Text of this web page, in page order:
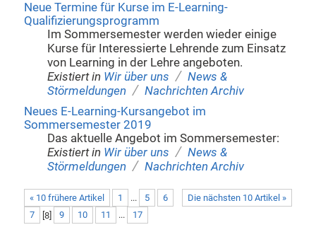
Neue Termine für Kurse im E-Learning-
Qualifizierungsprogramm
Im Sommersemester werden wieder einige
Kurse für Interessierte Lehrende zum Einsatz
von Learning in der Lehre angeboten.
Existiert in Wir über uns / News &
Störmeldungen / Nachrichten Archiv
Neues E-Learning-Kursangebot im
Sommersemester 2019
Das aktuelle Angebot im Sommersemester:
Existiert in Wir über uns / News &
Störmeldungen / Nachrichten Archiv
« 10 frühere Artikel Die nächsten 10 Artikel »
1 ... 5
6
7
[8] 9 10 11 ... 17